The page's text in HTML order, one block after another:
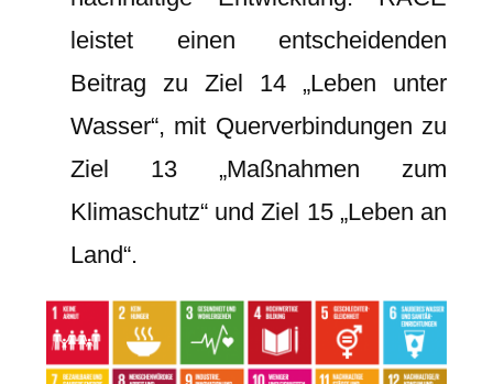
leistet einen entscheidenden
Beitrag zu Ziel 14 „Leben unter
Wasser“, mit Querverbindungen zu
Ziel 13 „Maßnahmen zum
Klimaschutz“ und Ziel 15 „Leben an
Land“.